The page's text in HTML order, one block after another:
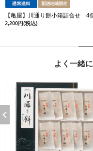
【亀屋】川通り餅小箱詰合せ 4
2,200円(税込)
よく一緒